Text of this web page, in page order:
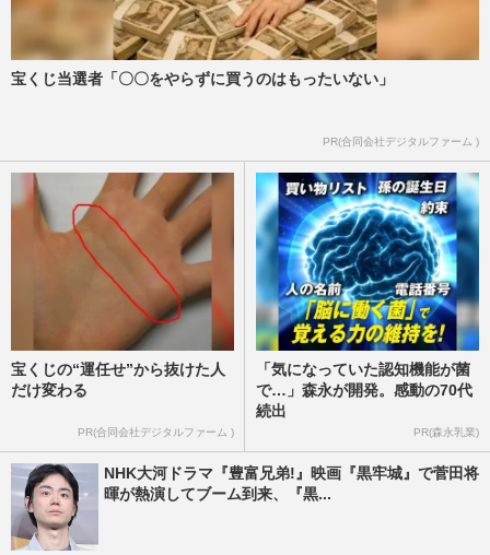
宝くじ当選者「〇〇をやらずに買うのはもったいない」
PR(合同会社デジタルファーム )
宝くじの“運任せ”から抜けた人
だけ変わる
PR(合同会社デジタルファーム )
「気になっていた認知機能が菌
で…」森永が開発。感動の70代
続出
PR(森永乳業)
NHK大河ドラマ『豊富兄弟!』映画『黒牢城』で菅田将
暉が熱演してブーム到来、『黒...